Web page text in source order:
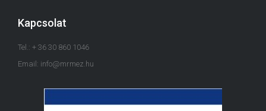
Kapcsolat
Tel.: + 36 30 860 1046
Email: info@mrmez.hu